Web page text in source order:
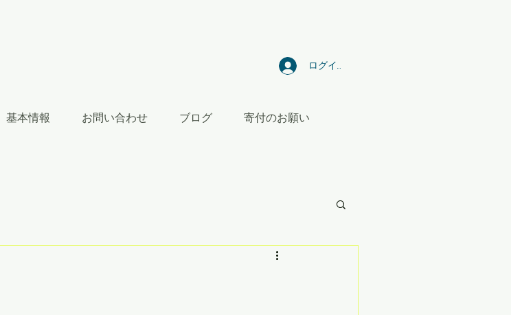
ログイン
基本情報 お問い合わせ ブログ 寄付のお願い